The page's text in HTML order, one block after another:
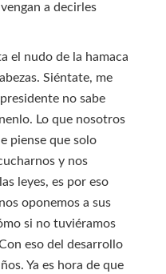
a decirles
el nudo de la hamaca
Siéntate, me
no sabe
Lo que nosotros
piense que solo
y nos
leyes, es por eso
oponemos a sus
si no tuviéramos
eso del desarrollo
Ya es hora de que